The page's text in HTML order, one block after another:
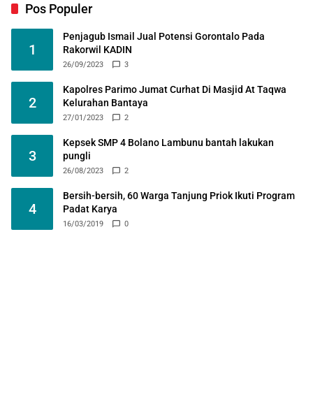
Pos Populer
1
Penjagub Ismail Jual Potensi Gorontalo Pada
Rakorwil KADIN
26/09/2023 3
2
Kapolres Parimo Jumat Curhat Di Masjid At Taqwa
Kelurahan Bantaya
27/01/2023 2
3
Kepsek SMP 4 Bolano Lambunu bantah lakukan
pungli
26/08/2023 2
4
Bersih-bersih, 60 Warga Tanjung Priok Ikuti Program
Padat Karya
16/03/2019 0